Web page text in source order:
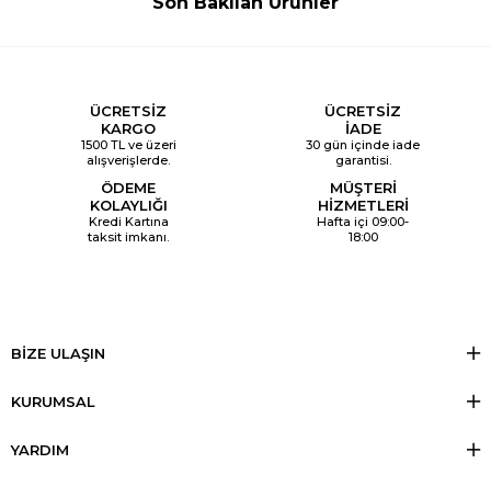
ÜCRETSİZ
KARGO
1500 TL ve üzeri
alışverişlerde.
ÜCRETSİZ
İADE
30 gün içinde iade
garantisi.
ÖDEME
KOLAYLIĞI
Kredi Kartına
taksit imkanı.
MÜŞTERİ
HİZMETLERİ
Hafta içi 09:00-
18:00
BİZE ULAŞIN
KURUMSAL
YARDIM